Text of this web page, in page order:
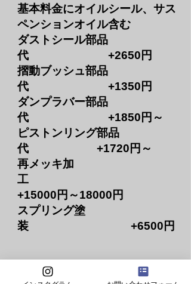
基本料金にオイルシール、サス
ペンションオイル含む
ダストシール部品
代 +2650円
摺動ブッシュ部品
代 +1350円
ダンプラバー部品
代 +1850円～
​ピストンリング部品
代 +1720円～
再メッキ加
工
+15000円～18000円
スプリング塗
装 +6500円